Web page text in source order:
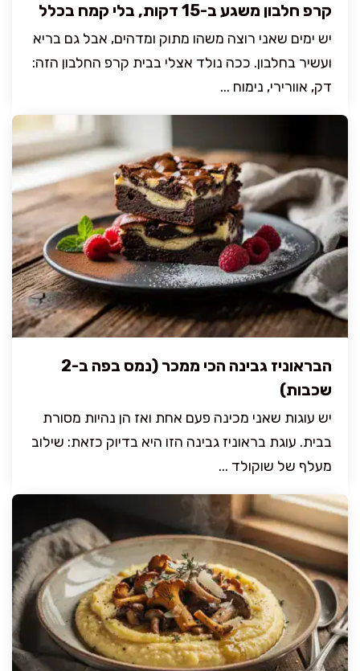
קרפ חלבון משגע ב-15 דקות, בלי קמח בכלל
יש ימים שאני רוצה משהו מתוק ומדהים, אבל גם בריא
ועשיר בחלבון. ככה נולד אצלי בבית קרפ החלבון הזה:
דק, אוורירי, נימוח ...
הבראוניז גבינה הכי ממכר (נמס בפה ב-2
שכבות)
יש עוגות שאני מכינה פעם אחת ואז הן נהיות מסורת
בבית. עוגת בראוניז גבינה הזו היא בדיוק כזאת: שילוב
מעלף של שוקולד ...